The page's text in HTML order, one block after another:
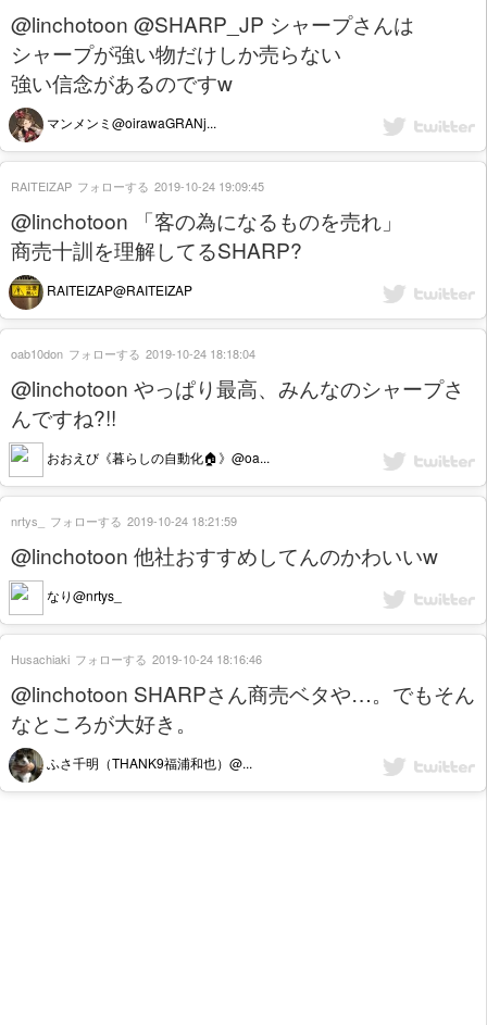
@linchotoon @SHARP_JP シャープさんは
シャープが強い物だけしか売らない
強い信念があるのですw
マンメンミ@oirawaGRANj...
@linchotoon 「客の為になるものを売れ」
商売十訓を理解してるSHARP?
RAITEIZAP@RAITEIZAP
RAITEIZAP フォローする 2019-10-24 19:09:45
@linchotoon やっぱり最高、みんなのシャープさ
んですね?!!
おおえび《暮らしの自動化🏠》@oa...
oab10don フォローする 2019-10-24 18:18:04
@linchotoon 他社おすすめしてんのかわいいw
なり@nrtys_
nrtys_ フォローする 2019-10-24 18:21:59
@linchotoon SHARPさん商売ベタや…。でもそん
なところが大好き。
ふさ千明（THANK9福浦和也）@...
Husachiaki フォローする 2019-10-24 18:16:46